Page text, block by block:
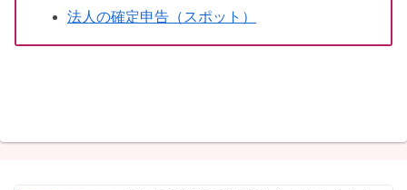
法人の確定申告（スポット）